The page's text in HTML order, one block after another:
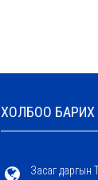
ХОЛБОО БАРИХ
Засаг даргын